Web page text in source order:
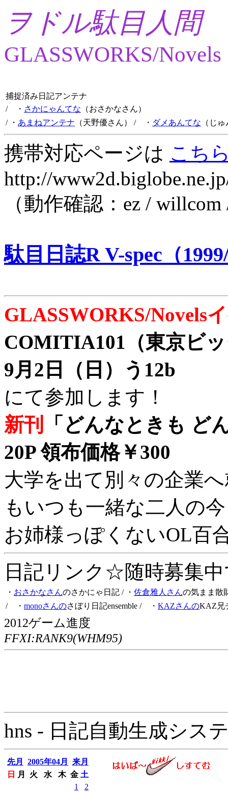
ヲドル駄目人間
GLASSWORKS/Novels
捕捉済み日記アンテナ
/ ・ さかにゃんてな （おさかなさん）
/ ・ あまねアンテナ （天野優さん） / ・ ダメあんてな （じ
携帯対応ページは こち
http://
（動作確認：ez /
駄目日誌R V-spec（
GLASSWORKS/Novels
COMITIA101（東京ビ
9月2日（日）う12b
にて参加します！
新刊
「どんなときも ど
20P 領布価格￥300
大学を出て別々の企業
もいつも一緒な二人の
お姉様っぽくないOL百
日記リンク☆随時募集
・ おさかなさんのさかにゃ日記 / ・ 佐倉雅人さんの気まま散
/ ・ monoさんのさぼり日記ensemble / ・ KAZさんのKAZ兄
2012ゲーム進度
FFXI:RANK9(WHM95)
hns - 日記自動生成シス
先月 2005年04月
来月
日
月 火 水 木 金 土
1
2